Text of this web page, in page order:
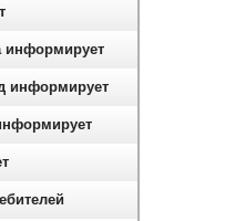
информирует
информирует